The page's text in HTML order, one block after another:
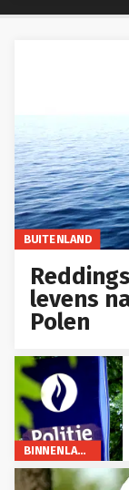
BUITENLAND
levens
Polen
BINNENLAND